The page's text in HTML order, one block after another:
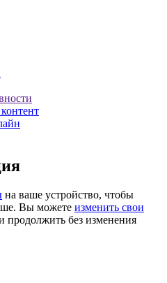
на ваше устройство, чтобы
Вы можете изменить свои
продолжить без изменения